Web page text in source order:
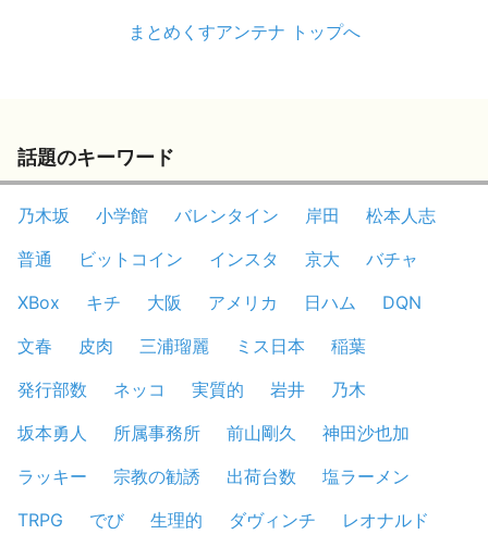
まとめくすアンテナ トップへ
話題のキーワード
乃木坂 小学館 バレンタイン 岸田
松本人志
普通
ビットコイン インスタ 京大
バチャ
XBox
キチ 大阪 アメリカ 日ハム
DQN
文春
皮肉 三浦瑠麗 ミス日本
稲葉
発行部数
ネッコ 実質的 岩井
乃木
坂本勇人
所属事務所 前山剛久
神田沙也加
ラッキー
宗教の勧誘 出荷台数
塩ラーメン
TRPG
でび 生理的 ダヴィンチ
レオナルド